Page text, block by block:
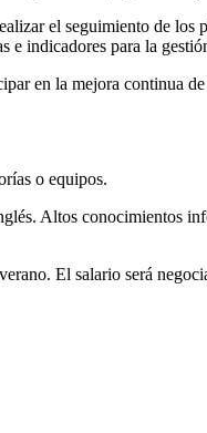
el seguimiento de
e indicadores para la
en la mejora continua
o equipos.
Altos conocimientos
El salario será